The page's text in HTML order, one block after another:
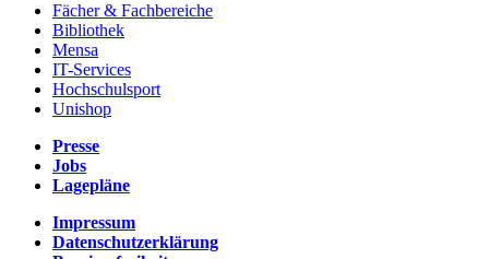
Fächer & Fachbereiche
Bibliothek
Mensa
IT-Services
Hochschulsport
Unishop
Presse
Jobs
Lagepläne
Impressum
Datenschutzerklärung